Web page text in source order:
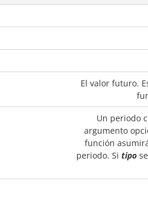
El valor futuro.
Un periodo
argumento
función
periodo. Si tipose